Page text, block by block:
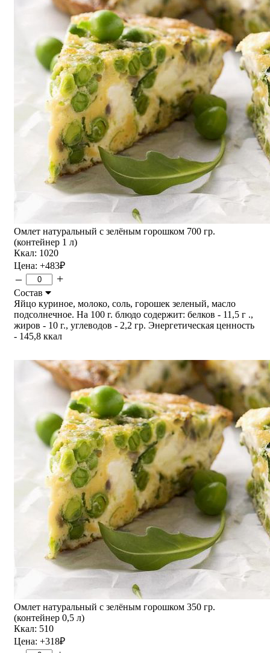
Омлет натуральный с зелёным горошком 700 гр.
(контейнер 1 л)
Ккал: 1020
Цена: +483₽
– +
Состав
Яйцо куриное, молоко, соль, горошек зеленый, масло
подсолнечное. На 100 г. блюдо содержит: белков - 11,5 г .,
жиров - 10 г., углеводов - 2,2 гр. Энергетическая ценность
- 145,8 ккал
Омлет натуральный с зелёным горошком 350 гр.
(контейнер 0,5 л)
Ккал: 510
Цена: +318₽